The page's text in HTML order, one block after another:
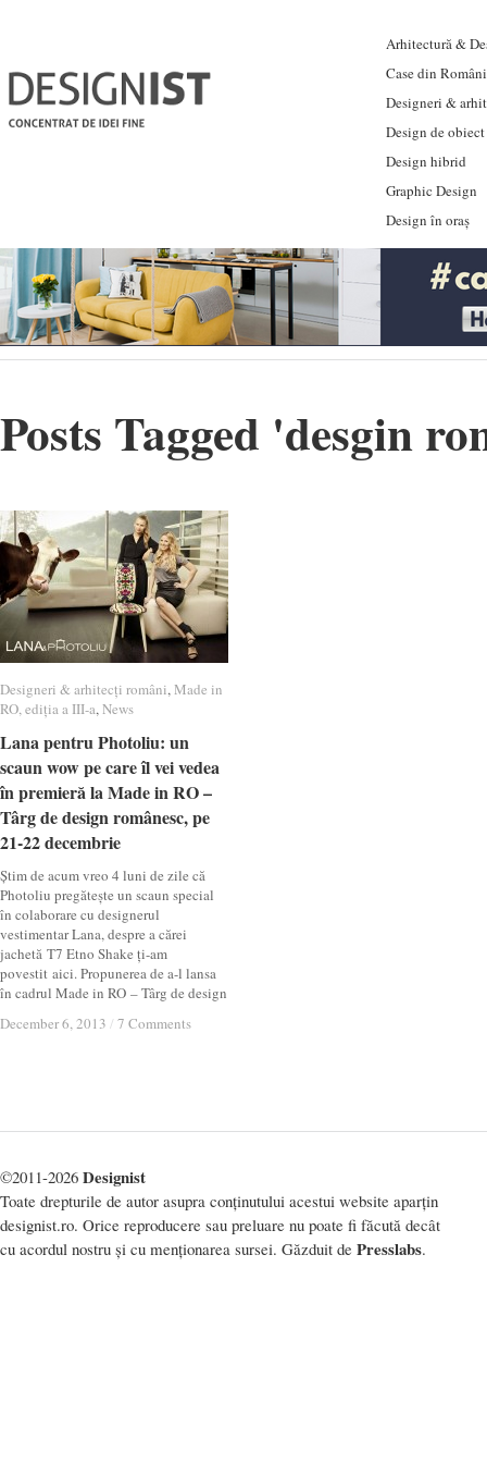
Arhitectură &
Case din
Designeri &
Design de obiect
Design hibrid
Graphic Design
Design în oraș
Posts Tagged 'desgin
Designeri & arhitecți români,Made in
RO, ediția a III-a,News
Lana pentru Photoliu: un
scaun wow pe care îl vei vedea
în premieră la Made in RO –
Târg de design românesc, pe
21-22 decembrie
Știm de acum vreo 4 luni de zile că
Photoliu pregătește un scaun special
în colaborare cu designerul
vestimentar Lana, despre a cărei
jachetă T7 Etno Shake ți-am
povestit aici. Propunerea de a-l lansa
în cadrul Made in RO – Târg de design
December 6, 2013 / 7 Comments
Designeri & arhitecți români Made in
RO, ediția a III-a News
Lana pentru Photoliu: un
scaun wow pe care îl vei vedea
în premieră la Made in RO –
Târg de design românesc, pe
21-22 decembrie
December 6, 2013 / 7 Comments
©2011-2026 Designist
Toate drepturile de autor asupra conținutului acestui website aparțin
designist.ro. Orice reproducere sau preluare nu poate fi făcută decât
cu acordul nostru și cu menționarea sursei. Găzduit de Presslabs.